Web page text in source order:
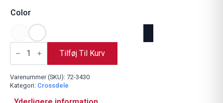
Color
6D
ATR-
Fuse
Graphic
Tilføj Til Kurv
Varenummer (SKU): 72-3430
Kategori: Crossdele